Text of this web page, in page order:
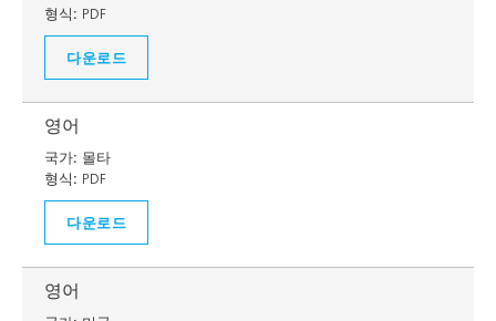
형식: PDF
다운로드
영어
국가: 몰타
형식: PDF
다운로드
영어